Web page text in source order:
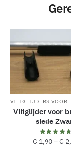
VILTGLIJDERS VOOR
Viltglijder voor
slede
€ 1,90–€